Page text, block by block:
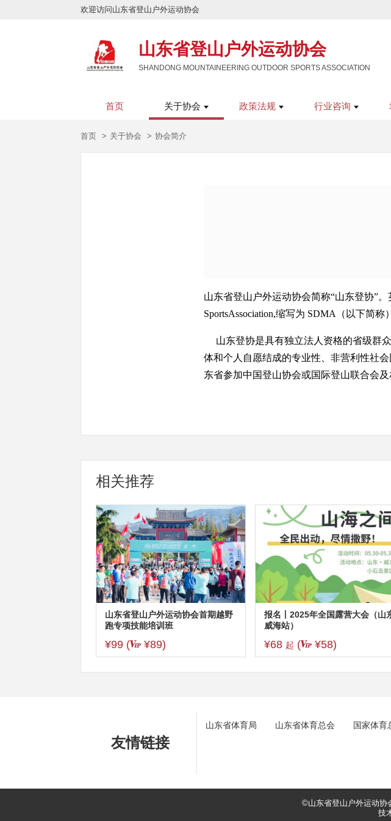
欢迎访问山东省登山户外运动协会
山东省登山户外运动协会
SHANDONG MOUNTAINEERING OUTDOOR SPORTS ASSOCIATION
首页 关于协会 政策法规 行业咨询
首页 关于协会 协会简介
山东省登山户外运动协会简称“山东登协”。
SportsAssociation,缩写为 SDMA（以下简称
山东登协是具有独立法人资格的省级群
体和个人自愿结成的专业性、非营利性社
东省参加中国登山协会或国际登山联合会
相关推荐
山东省登山户外运动协会首期越野
跑专项技能培训班
¥99 ( ¥89)
报名丨2025年全国露营大会（山
威海站）
¥68 起 ( ¥58)
友情链接
山东省体育局 山东省体育总会 国家体育
©山东省登山户外运动协
技